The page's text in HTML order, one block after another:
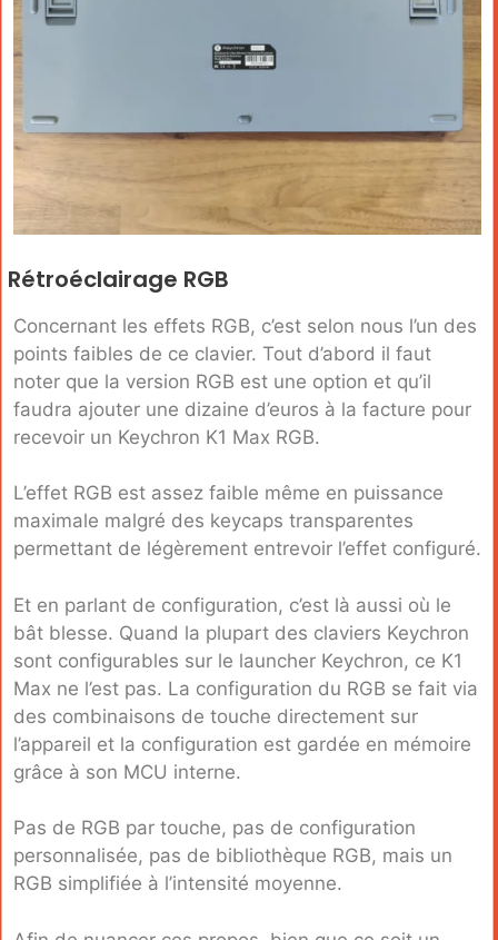
Rétroéclairage RGB
Concernant les effets RGB, c’est selon nous l’un des
points faibles de ce clavier. Tout d’abord il faut
noter que la version RGB est une option et qu’il
faudra ajouter une dizaine d’euros à la facture pour
recevoir un Keychron K1 Max RGB.
L’effet RGB est assez faible même en puissance
maximale malgré des keycaps transparentes
permettant de légèrement entrevoir l’effet configuré.
Et en parlant de configuration, c’est là aussi où le
bât blesse. Quand la plupart des claviers Keychron
sont configurables sur le launcher Keychron, ce K1
Max ne l’est pas. La configuration du RGB se fait via
des combinaisons de touche directement sur
l’appareil et la configuration est gardée en mémoire
grâce à son MCU interne.
Pas de RGB par touche, pas de configuration
personnalisée, pas de bibliothèque RGB, mais un
RGB simplifiée à l’intensité moyenne.